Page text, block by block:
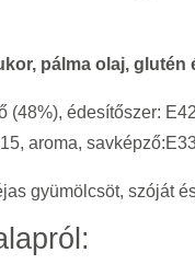
pálma olaj, glutén
(48%), édesítőszer:
aroma,
gyümölcsöt, szóját